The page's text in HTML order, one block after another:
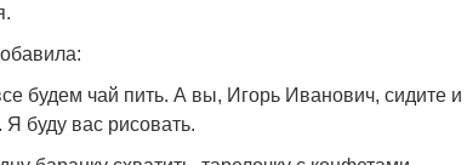
будем чай пить. А вы, Игорь Иванович, сидите и
буду вас рисовать.